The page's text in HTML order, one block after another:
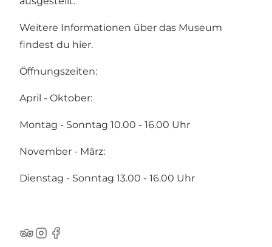
Weitere Informationen über das Museum
findest du hier.
Öffnungszeiten:
April - Oktober:
Montag - Sonntag 10.00 - 16.00 Uhr
November - März:
Dienstag - Sonntag 13.00 - 16.00 Uhr
Tripadvisor
Instagram
Facebook